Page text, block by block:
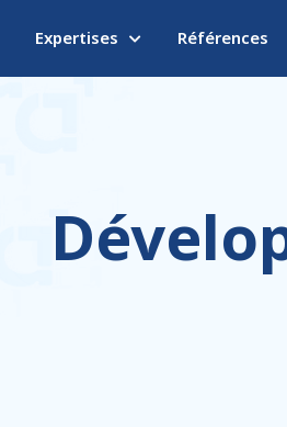
Expertises Références